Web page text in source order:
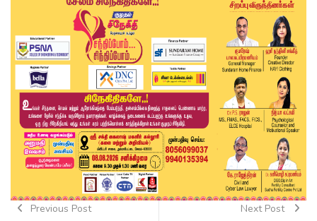
Previous Post Next Post